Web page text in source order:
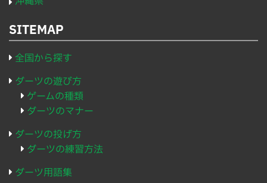
SITEMAP
全国から探す
ダーツの遊び方
ゲームの種類
ダーツのマナー
ダーツの投げ方
ダーツの練習方法
ダーツ用語集